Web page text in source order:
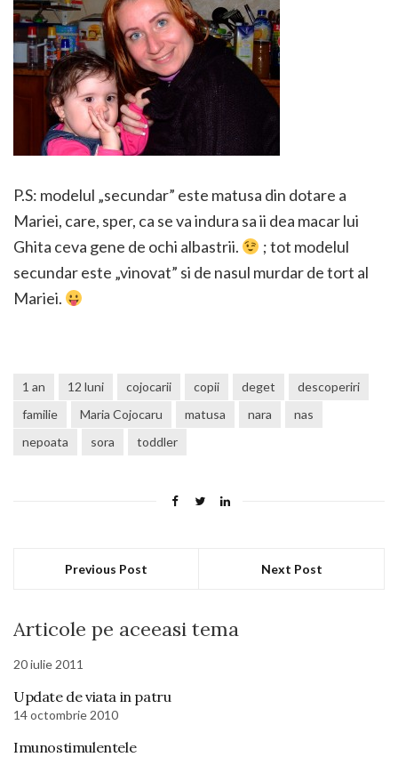
P.S: modelul „secundar” este matusa din dotare a
Mariei, care, sper, ca se va indura sa ii dea macar lui
Ghita ceva gene de ochi albastrii.
; tot modelul
secundar este „vinovat” si de nasul murdar de tort al
Mariei.
1 an 12 luni cojocarii copii deget
descoperiri
familie
Maria Cojocaru matusa nara
nas
nepoata
sora toddler
Previous Post Next Post
Articole pe aceeasi tema
20 iulie 2011
Update de viata in patru
14 octombrie 2010
Imunostimulentele